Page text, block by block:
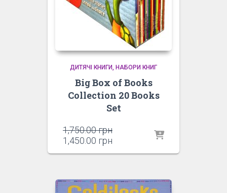
ДИТЯЧІ КНИГИ НАБОРИ КНИГ
Big Box of Books
Collection 20 Books
Set
1,750.00грнОригінальна
1,750.00 грн.
1,450.00 грн
ціна: